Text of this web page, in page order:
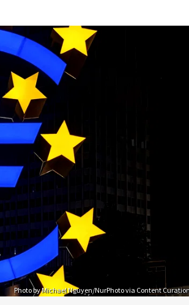
Photo by Michael Nguyen/NurPhoto via Content